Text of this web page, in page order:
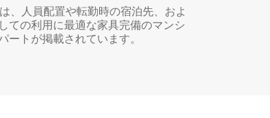
、人員配置や転勤時の宿泊先、およ
ての利用に最適な家具完備のマンシ
ートが掲載されています。